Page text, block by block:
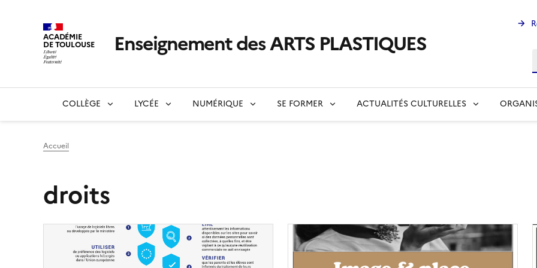
ACADÉMIE
DE TOULOUSE Enseignement des ARTS PLASTIQUES
COLLÈGE LYCÉE NUMÉRIQUE SE FORMER ACTUALITÉS CULTURELLES
Accueil
droits